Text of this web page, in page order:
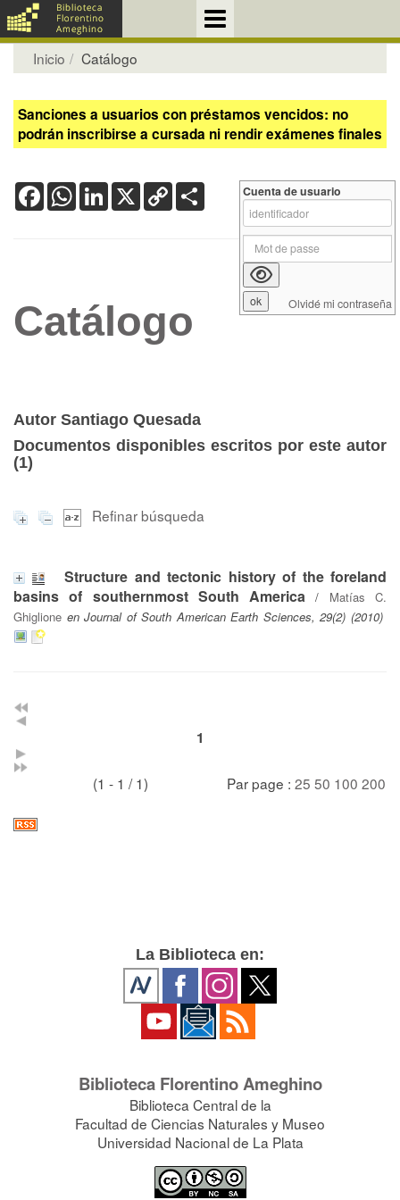
Inicio Catálogo
Sanciones a usuarios con préstamos vencidos: no
podrán inscribirse a cursada ni rendir exámenes finales
FacebookWhatsApp
LinkedIn
X Copy
Link
Catálogo
Autor Santiago Quesada
Documentos disponibles escritos por este autor
(1)
Refinar búsqueda
Structure and tectonic history of the foreland
basins of southernmost South America / Matías C.
Ghiglione en Journal of South American Earth Sciences, 29(2) (2010)
1
(1 - 1 / 1) Par page : 25 50 100 200
Cuenta de usuario
Olvidé mi contraseña
La Biblioteca en:
Biblioteca Florentino Ameghino
Biblioteca Central de la
Facultad de Ciencias Naturales y Museo
Universidad Nacional de La Plata